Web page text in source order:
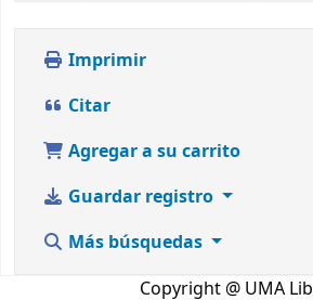
Imprimir
Citar
Agregar a su carrito
Guardar registro
Más búsquedas
Copyright @ UMA